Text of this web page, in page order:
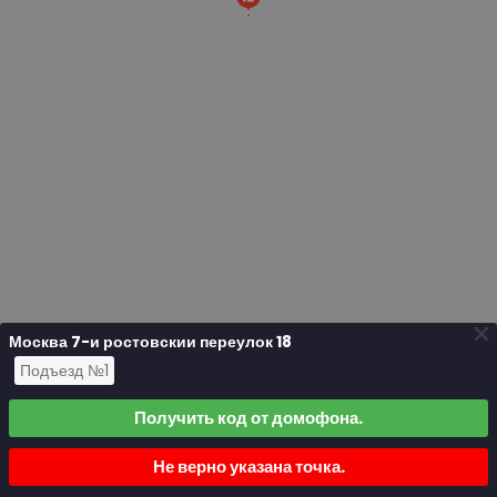
Москва 7-и ростовскии переулок 18
Подъезд №1
Получить код от домофона.
Не верно указана точка.